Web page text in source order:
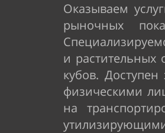
Оказываем
рыночных
и растительных
кубов.
физическими
на